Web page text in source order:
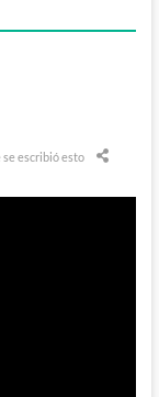
se escribió esto